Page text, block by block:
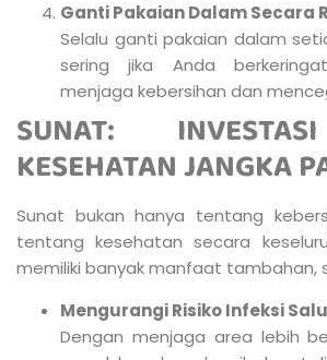
Ganti Pakaian Dalam Secara
Selalu ganti pakaian dalam
sering jika Anda
menjaga kebersihan dan
SUNAT:
KESEHATAN JANGKA
Sunat bukan hanya tentang
tentang kesehatan secara
memiliki banyak manfaat tambahan,
Mengurangi Risiko Infeksi
Dengan menjaga area lebih